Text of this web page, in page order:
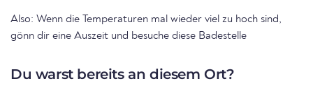
Also: Wenn die Temperaturen mal wieder viel zu hoch sind,
gönn dir eine Auszeit und besuche diese Badestelle
Du warst bereits an diesem Ort?